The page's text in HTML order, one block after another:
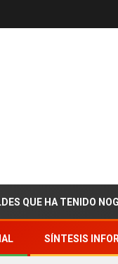
TENIDO NOGALES
SÍNTESIS